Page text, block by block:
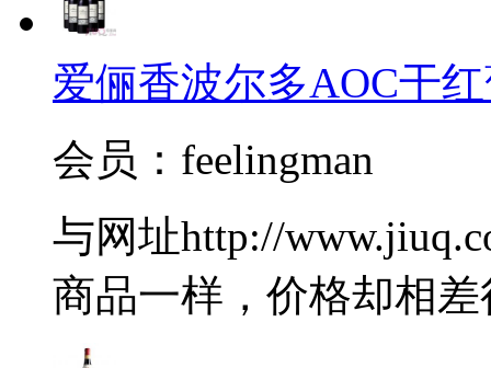
爱俪香波尔多AOC干
会员：feelingman
与网址http://
商品一样，价格却相